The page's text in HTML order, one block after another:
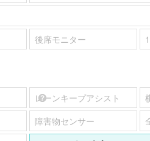
後席モニター
レーンキープアシスト
障害物センサー